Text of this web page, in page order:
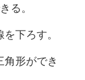
る。
下ろす。
形ができ